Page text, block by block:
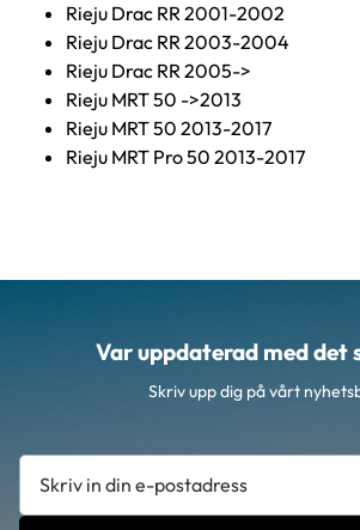
Rieju Drac RR 2001-2002
Rieju Drac RR 2003-2004
Rieju Drac RR 2005->
Rieju MRT 50 ->2013
Rieju MRT 50 2013-2017
Rieju MRT Pro 50 2013-2017
Var uppdaterad med det
Skriv upp dig på vårt